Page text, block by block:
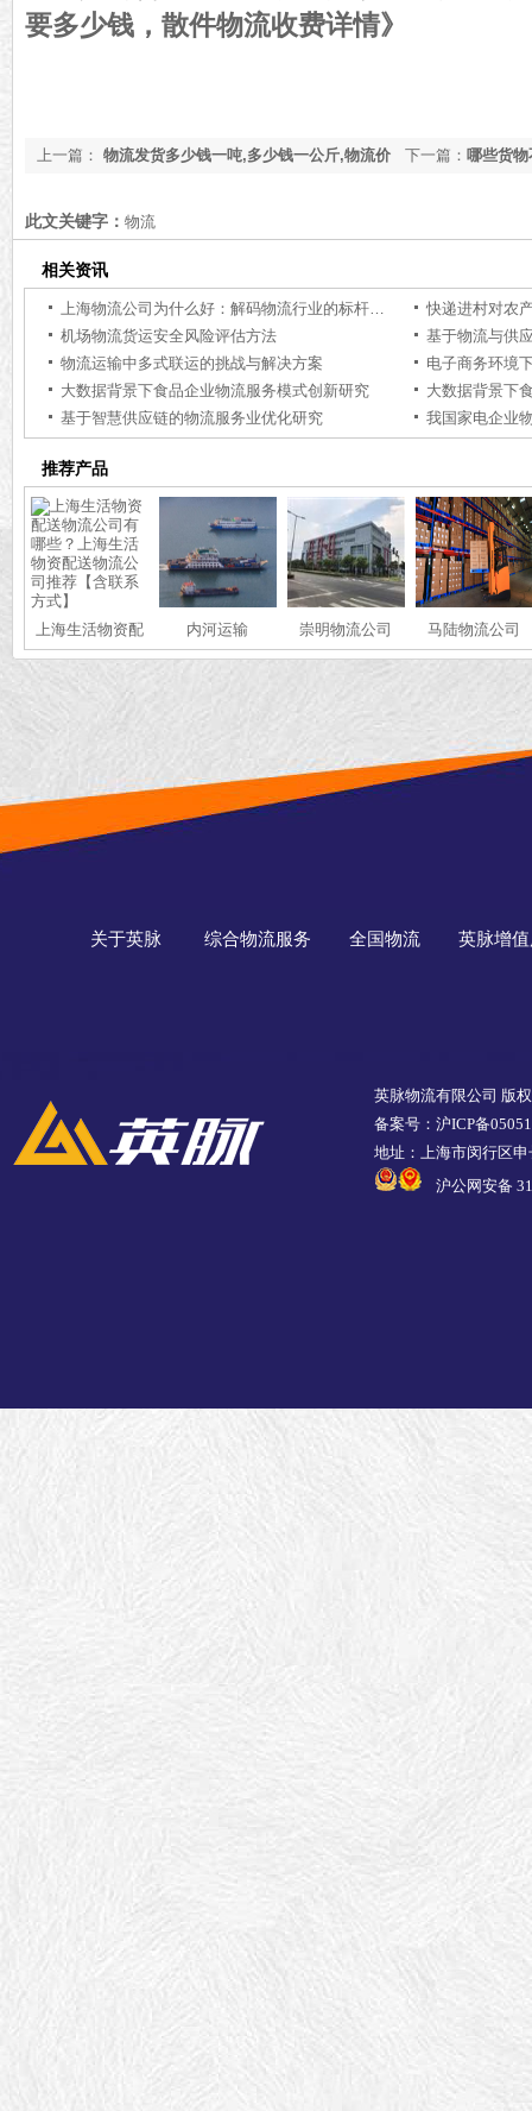
要多少钱，散件物流收费详情》
下一篇： 哪些货
上一篇： 物流发货多少钱一吨,多少钱一公斤,物流价
此文关键字： 物流
相关资讯
上海物流公司为什么好：解码物流行业的标杆力量【行业百科】
快递进村对农
机场物流货运安全风险评估方法
基于物流与供
物流运输中多式联运的挑战与解决方案
电子商务环境
大数据背景下食品企业物流服务模式创新研究
大数据背景下
基于智慧供应链的物流服务业优化研究
推荐产品
上海生活物资配
送物流公司有哪
些？上海生活物
资配送物流公司
推荐【含联系方
内河运输 崇明物流公司 马陆物流公司
关于英脉 综合物流服务 全国物流 英脉增
英脉物流有限公司 版
备案号：沪ICP备
地址：上海市闵行区
沪公网安备